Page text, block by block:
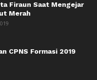
Firaun Saat Mengejar
Merah
CPNS Formasi 2019